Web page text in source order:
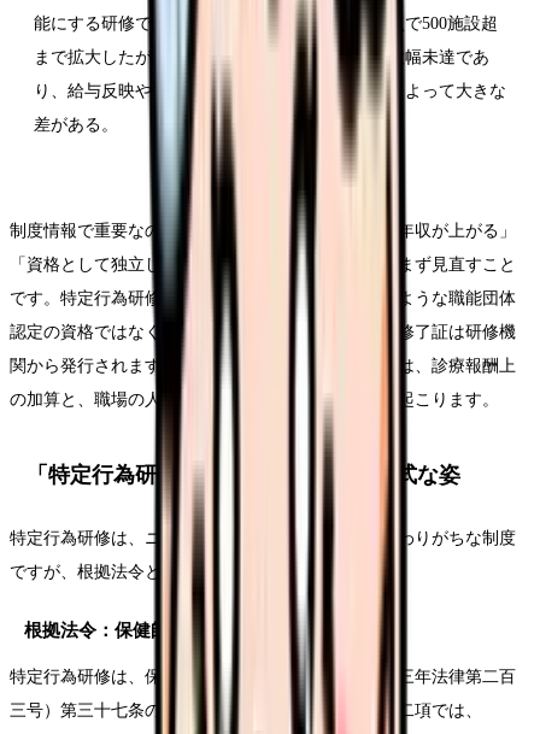
能にする研修である。指定研修機関は2025年時点で500施設超
まで拡大したが、修了者は10万人目標に対して大幅未達であ
り、給与反映やキャリア上の評価は職場の判断によって大きな
差がある。
制度情報で重要なのは、「研修を受ければ自動的に年収が上がる」
「資格として独立して評価される」という認識を、まず見直すこと
です。特定行為研修は、認定看護師・専門看護師のような職能団体
認定の資格ではなく、国が定めた研修制度であり、修了証は研修機
関から発行されます。職場での給与反映や役割拡大は、診療報酬上
の加算と、職場の人事制度の両方が連動して初めて起こります。
「特定行為研修」とは何か：制度の正式な姿
特定行為研修は、ニュースやチラシで雰囲気だけ伝わりがちな制度
ですが、根拠法令と省令で精密に定義されています。
根拠法令：保健師助産師看護師法第37条の2
特定行為研修は、保健師助産師看護師法（昭和二十三年法律第二百
三号）第三十七条の二で定められています。同条第二項では、